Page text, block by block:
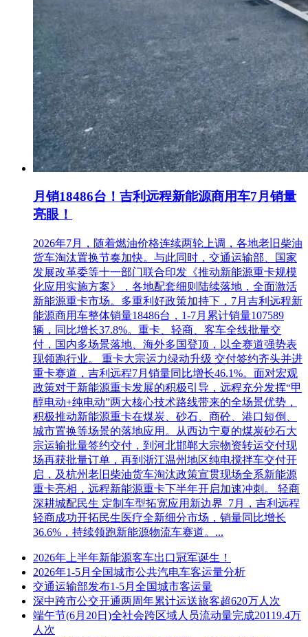
3.5 其他要求
3.5.1 投标人的法定代表人或单位负责人为同一人或者存在控
股、管理关系的不同单位，不得在本项目中同时投标。
3.5.2根据《关于在招标投标活动中对失信被执行人实施联合惩
戒的通知》法〔2016〕285号及相关文件要求，开标当日，招
标人及招标代理机构将通过“信用中国”网站
(www.creditchina.gov.cn)查询投标人是否为失信被执行人，若
投标人为失信被执行人，将否决其投标。
系统中列入严重违法失信企业名单。
3.5.4 本次招标不接受联合体投标。
4. 招标文件的获取
4.1本项目对投标人的资格审查采用资格后审方式，资格审查
标准和内容详见“招标文件”，只有资格审查合格的投标人才有
可能被授予合同。
4.2凡有意参加投标者必须在河北省公共资源交易服务平台
(http://ggzy.hebei.gov.cn/hbggfwpt/)注册登记、通过信息核验并
办理CA数字证书(详见“河北省公共资源交易服务平台-办事指
南(http://ggzy.hebei.gov.cn/hbggfwpt/bszn/guide.html))。已在河北
省公共资源交易服务平台通过信息核验的投标人可直接报名并
购买、下载招标文件及相关资料等(如有)，已办理其他省份
CA数字证书的投标人，请查看是否可以办理CA数字证书互认
(http://publicservice.hebpr.cn:8181/)。
4.3凡有意参加投标者，请于2024年3月1日09:00至2024年3月7
日17:00(北京时间，下同)前，在“河北省公共资源交易服务平
台(http://ggzy.hebei.gov.cn/hbggfwpt/)”自行填写投标信息、下载
招标文件及相关资料(如有)等。潜在投标人应及时查看、下载
补遗澄清文件、修改文件及相关资料等。网上发布后即认为所
有潜在投标人领取了招标文件(包括补遗澄清文件、修改文件)
及相关资料等，潜在投标人如未及时下载相关文件、资料，或
未获取到完整的文件、资料，导致投标被否决或不利于中标
的，自行承担一切后果。
4.4 招标文件每套售价500元，招标文件售后不退(只有成功报
名并在规定时间内购买、下载招标文件的投标人才有资格参加
投标)。
月销18486台！吉利远程新能源商用车7月销量
亮眼！
2026年7月，随着燃油价格连续两轮上调，各地老旧柴油
货车淘汰置换节奏加快。与此同时，交通运输部、国家
发展改革委等十一部门联合印发《推动新能源重卡规模
化应用实施方案》，各地配套细则陆续落地，全面激活
新能源重卡市场。多重利好政策加持下，7月吉利远程新
能源商用车整体销量18486台，1-7月累计销量107589
辆，同比增长37.8%。重卡、轻商、客车全线批量交
付，国内多场景落地、海外多国登顶，以全赛道强势表
现领跑行业。 重卡大宗运力绿动升级 交付签约齐头并进
重卡赛道，吉利远程7月销量同比增长46.1%。面对宏观
政策对于新能源重卡发展的积极引导，远程充分发挥“甲
醇电动+纯电动”两大核心技术路线带来的全场景优势，
积极推动新能源重卡在煤炭、砂石、商砼、港口短倒、
城市置换等场景的落地应用。从西边宁夏的煤炭砂石大
宗运输批量签约交付，到河北邯郸大宗物资转运交付现
场再获批量订单，再到浙江温州地区纯电搅拌车交付开
启，及杭州老旧柴油货车淘汰政策宣贯现场全系新能源
重卡亮相，远程新能源重卡下半年开启加速冲刺。 轻商
深耕城配民生 定制车型拓宽应用新边界 7月，吉利远程
轻商成功开拓民生医疗全新细分市场，销量同比增长
36.6%，持续领跑新能源物流车赛道。...
2026年上半年新能源客车出口冠军诞生！
2026年1-5月全国城市公共汽电车客运量分析
交通运输部发布1-5月全国城市客运量
深中跨市公交开通两周年累计运送旅客超620万人次
端午节(6月20日)全社会跨区域人员流动量完成20119.4万
人次